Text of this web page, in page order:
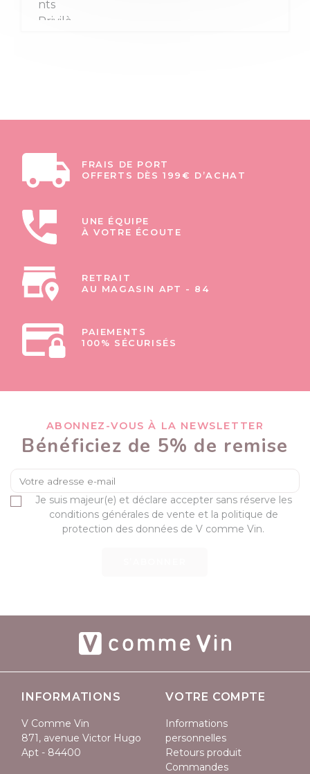
FRAIS DE PORT
OFFERTS DÈS 199€ D’ACHAT
UNE ÉQUIPE
À VOTRE ÉCOUTE
RETRAIT
AU MAGASIN APT - 84
PAIEMENTS
100% SÉCURISÉS
ABONNEZ-VOUS À LA NEWSLETTER
Bénéficiez de 5% de remise
Je suis majeur(e) et déclare accepter sans réserve les
conditions générales de vente et la politique de
protection des données de V comme Vin.
INFORMATIONS
V Comme Vin
871, avenue Victor Hugo
Apt - 84400
VOTRE COMPTE
Informations
personnelles
Retours produit
Commandes